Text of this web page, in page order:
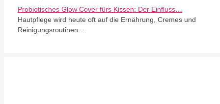
Probiotisches Glow Cover fürs Kissen: Der Einfluss…
Hautpflege wird heute oft auf die Ernährung, Cremes und
Reinigungsroutinen…